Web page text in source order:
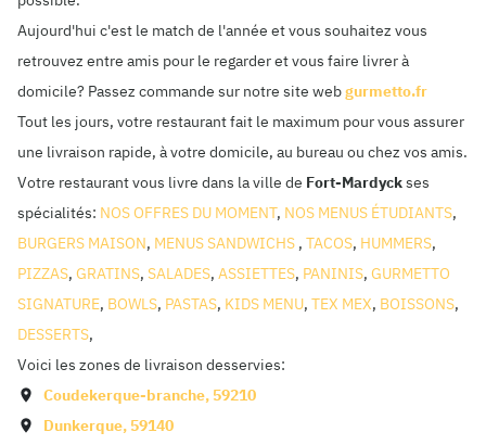
Aujourd'hui c'est le match de l'année et vous souhaitez vous
retrouvez entre amis pour le regarder et vous faire livrer à
domicile? Passez commande sur notre site webgurmetto.fr
Tout les jours, votre restaurant fait le maximum pour vous assurer
une livraison rapide, à votre domicile, au bureau ou chez vos amis.
Votre restaurant vous livre dans la ville de Fort-Mardyckses
spécialités: NOS OFFRES DU MOMENT, NOS MENUS ÉTUDIANTS,
BURGERS MAISON, MENUS SANDWICHS , TACOS, HUMMERS,
PIZZAS, GRATINS, SALADES, ASSIETTES, PANINIS, GURMETTO
SIGNATURE, BOWLS, PASTAS, KIDS MENU, TEX MEX, BOISSONS,
DESSERTS,
Voici les zones de livraison desservies:
Coudekerque-branche, 59210
Dunkerque, 59140